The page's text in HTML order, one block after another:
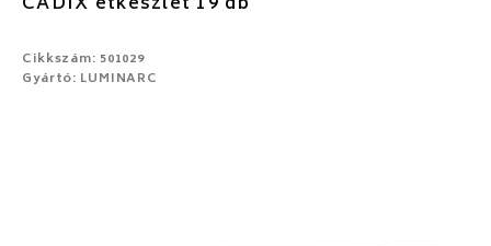
Cikkszám: 501029
Gyártó: LUMINARC